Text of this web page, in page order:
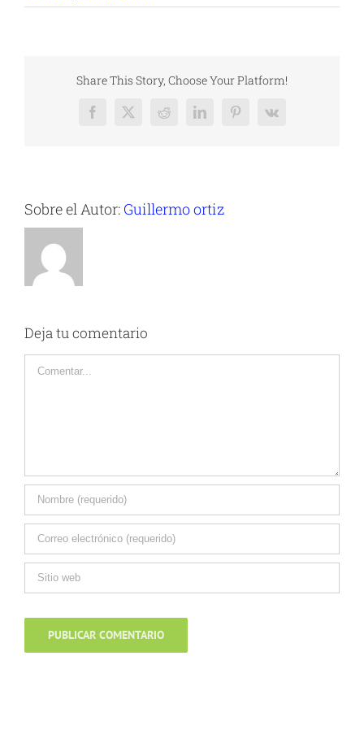
Share This Story, Choose Your Platform!
Facebook
X RedditLinkedInPinterest
Vk
Sobre el Autor: Guillermo ortiz
Deja tu comentario
Comentar